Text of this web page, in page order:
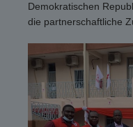
Demokratischen
die partnerschaftliche